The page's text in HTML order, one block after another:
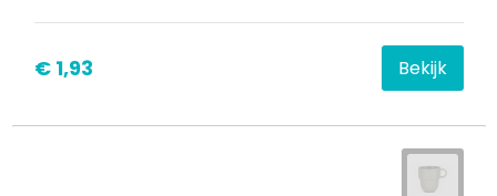
€ 1,93 Bekijk